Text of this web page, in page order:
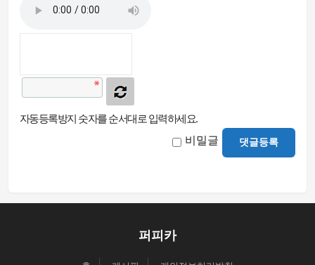
자동등록방지 숫자를 순서대로 입력하세요.
비밀글 댓글등록
퍼피카